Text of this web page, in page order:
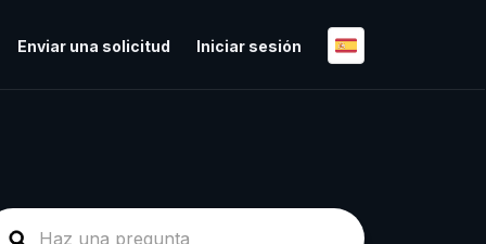
Enviar una solicitud Iniciar sesión